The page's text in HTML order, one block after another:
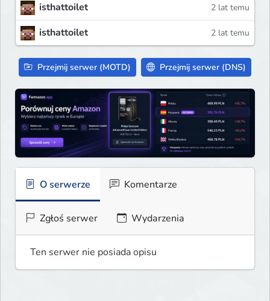
isthattoilet 2 lat temu
isthattoilet 2 lat temu
Przejmij serwer (MOTD) Przejmij serwer (DNS)
O serwerze Komentarze
Zgłoś serwer Wydarzenia
Ten serwer nie posiada opisu